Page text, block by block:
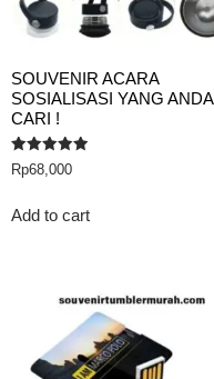
SOUVENIR ACARA
SOSIALISASI YANG ANDA
CARI !
Rated
5.00
Rp68,000
Add to cart